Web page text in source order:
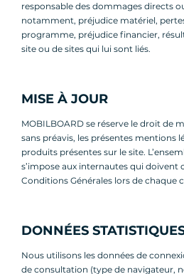
responsable des dommages directs
notamment, préjudice matériel,
programme, préjudice financier,
site ou de sites qui lui sont liés.
MISE À JOUR
MOBILBOARD se réserve le droit de
sans préavis, les présentes mentions
produits présentes sur le site.
s’impose aux internautes qui doivent
Conditions Générales lors de chaque
DONNÉES
Nous utilisons les données de
de consultation (type de navigateur,